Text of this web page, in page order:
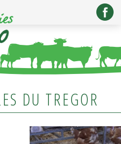
DU TREGOR